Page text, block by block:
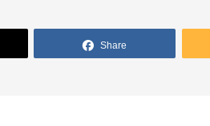
Share